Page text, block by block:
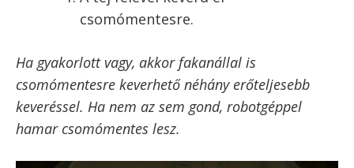
Palacsintatészta készítése
A palacsinta tésztához egy tálba tedd
bele a lisztet, a tojást, a cukrot és a
sót.